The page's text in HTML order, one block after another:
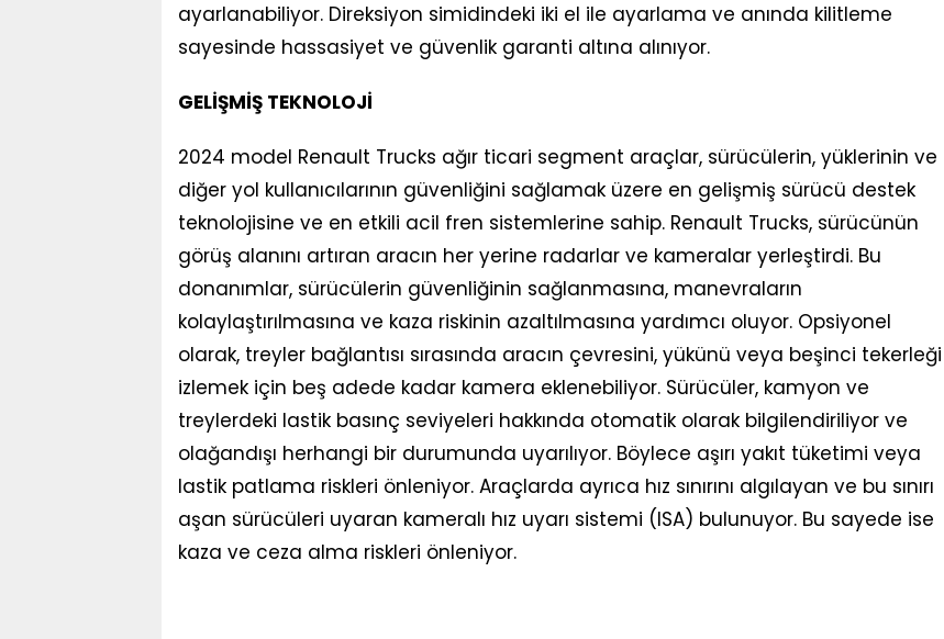
ayarlanabiliyor. Direksiyon simidindeki iki el ile ayarlama ve anında kilitleme
sayesinde hassasiyet ve güvenlik garanti altına alınıyor.
GELİŞMİŞ TEKNOLOJİ
2024 model Renault Trucks ağır ticari segment araçlar, sürücülerin, yüklerinin ve
diğer yol kullanıcılarının güvenliğini sağlamak üzere en gelişmiş sürücü destek
teknolojisine ve en etkili acil fren sistemlerine sahip. Renault Trucks, sürücünün
görüş alanını artıran aracın her yerine radarlar ve kameralar yerleştirdi. Bu
donanımlar, sürücülerin güvenliğinin sağlanmasına, manevraların
kolaylaştırılmasına ve kaza riskinin azaltılmasına yardımcı oluyor. Opsiyonel
olarak, treyler bağlantısı sırasında aracın çevresini, yükünü veya beşinci tekerleği
izlemek için beş adede kadar kamera eklenebiliyor. Sürücüler, kamyon ve
treylerdeki lastik basınç seviyeleri hakkında otomatik olarak bilgilendiriliyor ve
olağandışı herhangi bir durumunda uyarılıyor. Böylece aşırı yakıt tüketimi veya
lastik patlama riskleri önleniyor. Araçlarda ayrıca hız sınırını algılayan ve bu sınırı
aşan sürücüleri uyaran kameralı hız uyarı sistemi (ISA) bulunuyor. Bu sayede ise
kaza ve ceza alma riskleri önleniyor.